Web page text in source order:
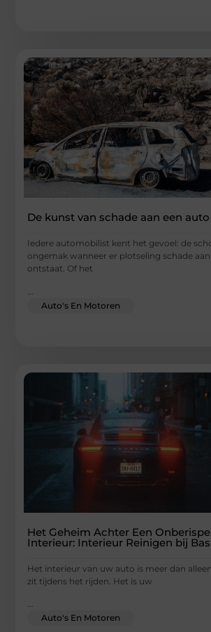
De kunst van schade aan een
Iedere automobilist kent het gevoel: de
ongemak wanneer er plotseling schade
ontstaat. Of het
Auto's En Motoren
Het Geheim Achter Een
Interieur: Interieur Reinigen bij
Het interieur van uw auto is meer dan
zit tijdens het rijden. Het is uw
...
Auto's En Motoren